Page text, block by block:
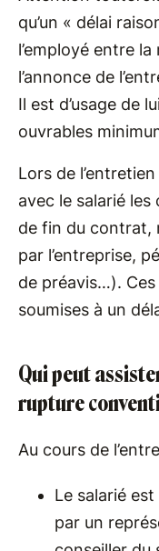
qu’un « délai
l’employé entre
l’annonce de
Il est d’usage de
ouvrables
Lors de
avec le salarié
de fin du contrat,
par l’entreprise,
de préavis…).
soumises à un
Qui peut
rupture
Au cours de
Le salarié
par un